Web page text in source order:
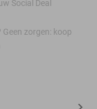
Social Deal
zorgen: koop